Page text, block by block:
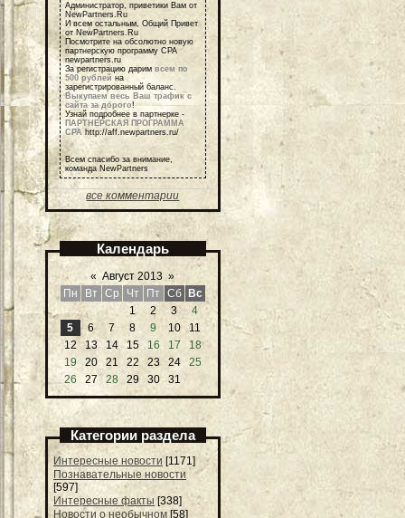
Администратор, приветики Вам от
NewPartners.Ru
И всем остальным, Общий Привет
от NewPartners.Ru
Посмотрите на обсолютно новую
партнерскую программу СРА
newpartners.ru
За регистрацию дарим всем по
500 рублей на
зарегистрированный баланс.
Выкупаем весь Ваш трафик с
сайта за дорого!
Узнай подробнее в партнерке -
ПАРТНЕРСКАЯ ПРОГРАММА
СРА http://aff.newpartners.ru/
Всем спасибо за внимание,
команда NewPartners
все комментарии
Календарь
« Август 2013 »
Пн
Вт Ср Чт Пт Сб
Вс
1
2 3
4
5
6 7 8 9 10
11
12
13 14 15 16 17
18
19
20 21 22 23 24
25
26
27 28 29 30 31
Категории раздела
Интересные новости [1171]
Познавательные новости
[597]
Интересные факты [338]
Новости о необычном [58]